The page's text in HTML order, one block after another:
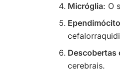
Micróglia: O
Descobertas
cerebrais.